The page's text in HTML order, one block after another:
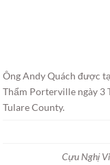
Ông Andy Quách được
Thẩm Porterville ngày 3
Tulare County.
Cựu Nghị